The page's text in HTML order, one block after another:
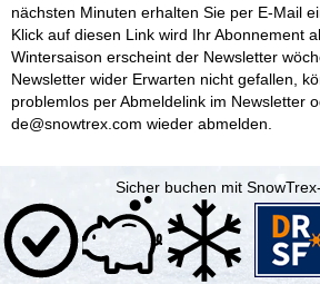
nächsten Minuten erhalten Sie per E-Mail
Klick auf diesen Link wird Ihr Abonnement
Wintersaison erscheint der Newsletter
Newsletter wider Erwarten nicht gefallen,
problemlos per Abmeldelink im Newsletter
de@snowtrex.com wieder abmelden.
Sicher buchen mit